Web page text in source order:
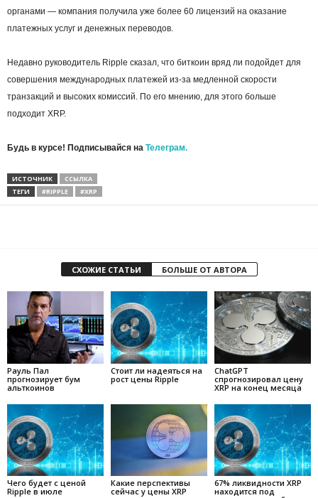
органами — компания получила уже более 60 лицензий на оказание
платежных услуг и денежных переводов.
Недавно руководитель Ripple сказал, что биткоин вряд ли подойдет для
совершения международных платежей из-за медленной скорости
транзакций и высоких комиссий. По его мнению, для этого больше
подходит XRP.
Будь в курсе! Подписывайся на Телеграм.
ИСТОЧНИК
ССЫЛКА
ТЕГИ
#RIPPLE #XRP
СХОЖИЕ СТАТЬИ БОЛЬШЕ ОТ АВТОРА
Рауль Пал
прогнозирует бум
альткоинов
Стоит ли надеяться на
рост цены Ripple
ChatGPT
спрогнозировал цену
XRP на конец месяца
Чего будет с ценой
Ripple в июле
Какие перспективы
сейчас у цены XRP
67% ликвидности XRP
находится под